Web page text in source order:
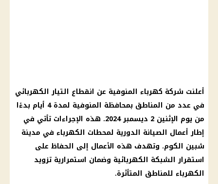
أعلنت شركة كهرباء المنوفية عن انقطاع التيار الكهربائي
في عدد من المناطق بمحافظة المنوفية لمدة 4 أيام بدءًا
من يوم الإثنين 2 ديسمبر 2024. هذه الإجراءات تأتي في
إطار أعمال الصيانة الدورية لمحطات الكهرباء في مدينة
شبين الكوم. وتهدف هذه الأعمال إلى الحفاظ على
استقرار الشبكة الكهربائية وضمان استمرارية تزويد
الكهرباء للمناطق المتأثرة.